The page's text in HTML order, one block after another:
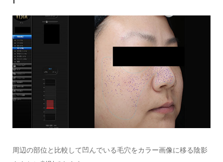
周辺の部位と比較して凹んでいる毛穴をカラー画像に移る陰影